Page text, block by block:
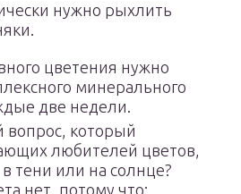
нужно рыхлить
цветения нужно
минерального
две недели.
который
любителей цветов,
тени или на солнце?
нет, потому что: